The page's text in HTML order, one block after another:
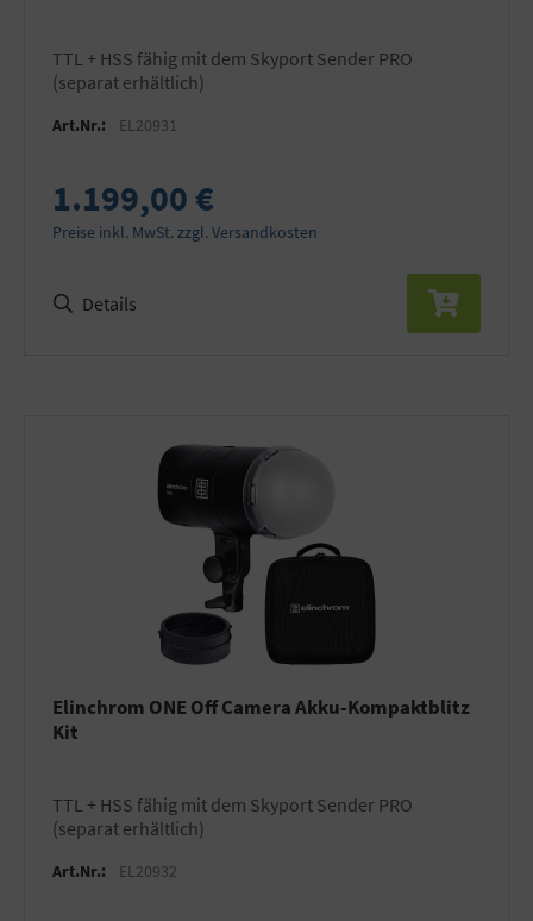
TTL + HSS fähig mit dem Skyport Sender PRO
(separat erhältlich)
Art.Nr.: EL20931
1.199,00 €
Preise inkl. MwSt. zzgl. Versandkosten
Details
Elinchrom ONE Off Camera Akku-Kompaktblitz
Kit
TTL + HSS fähig mit dem Skyport Sender PRO
(separat erhältlich)
Art.Nr.: EL20932